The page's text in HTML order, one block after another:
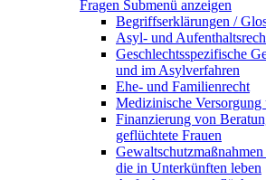
Fragen Submenü anzeigen
Begriffserklärungen /
Asyl- und
Geschlechtsspezifische
und im Asylverfahren
Ehe- und Familienrecht
Medizinische Versorgung
Finanzierung von
geflüchtete Frauen
die in Unterkünften leben